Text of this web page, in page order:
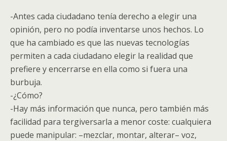
-Antes cada ciudadano tenía derecho a elegir una
opinión, pero no podía inventarse unos hechos. Lo
que ha cambiado es que las nuevas tecnologías
permiten a cada ciudadano elegir la realidad que
prefiere y encerrarse en ella como si fuera una
burbuja.
-¿Cómo?
-Hay más información que nunca, pero también más
facilidad para tergiversarla a menor coste: cualquiera
puede manipular: –mezclar, montar, alterar– voz,